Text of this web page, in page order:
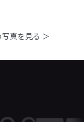
真を見る ＞